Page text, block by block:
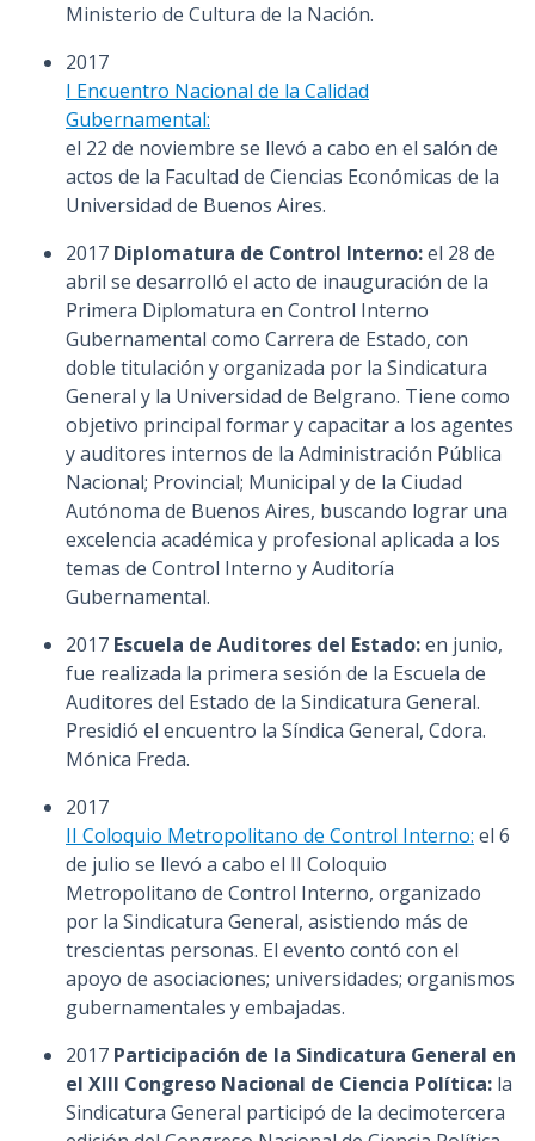
Ministerio de Cultura de la Nación.
2017
I Encuentro Nacional de la Calidad
Gubernamental:
el 22 de noviembre se llevó a cabo en el salón de
actos de la Facultad de Ciencias Económicas de la
Universidad de Buenos Aires.
2017 Diplomatura de Control Interno:el 28 de
abril se desarrolló el acto de inauguración de la
Primera Diplomatura en Control Interno
Gubernamental como Carrera de Estado, con
doble titulación y organizada por la Sindicatura
General y la Universidad de Belgrano. Tiene como
objetivo principal formar y capacitar a los agentes
y auditores internos de la Administración Pública
Nacional; Provincial; Municipal y de la Ciudad
Autónoma de Buenos Aires, buscando lograr una
excelencia académica y profesional aplicada a los
temas de Control Interno y Auditoría
Gubernamental.
2017 Escuela de Auditores del Estado:en junio,
fue realizada la primera sesión de la Escuela de
Auditores del Estado de la Sindicatura General.
Presidió el encuentro la Síndica General, Cdora.
Mónica Freda.
2017
II Coloquio Metropolitano de Control Interno: el 6
de julio se llevó a cabo el II Coloquio
Metropolitano de Control Interno, organizado
por la Sindicatura General, asistiendo más de
trescientas personas. El evento contó con el
apoyo de asociaciones; universidades; organismos
gubernamentales y embajadas.
2017 Participación de la Sindicatura General en
el XIII Congreso Nacional de Ciencia Política: la
Sindicatura General participó de la decimotercera